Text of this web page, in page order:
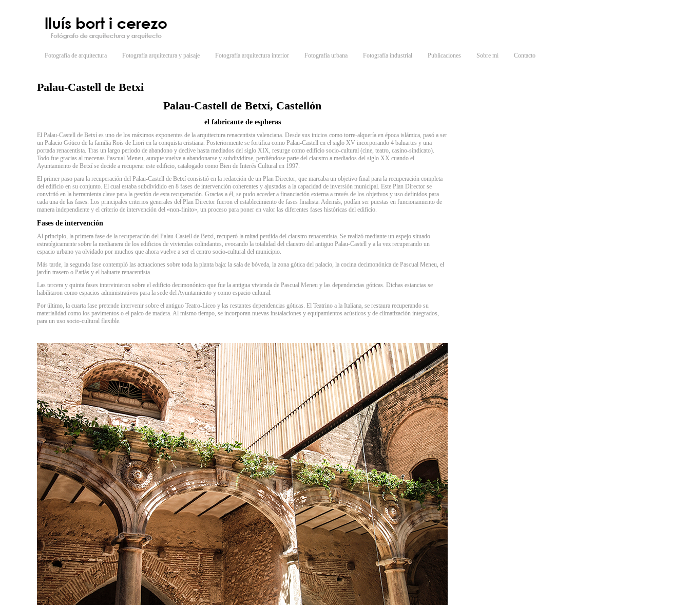
Fotografía de arquitectura Fotografía arquitectura y paisaje Fotografía arquitectura interior Fotografía urbana Fotografía industrial Publicaciones Sobre mi Contacto
Palau-Castell de Betxi
Palau-Castell de Betxí, Castellón
el fabricante de espheras
El Palau-Castell de Betxí es uno de los máximos exponentes de la arquitectura renacentista valenciana. Desde sus inicios como torre-alquería en época islámica, pasó a ser
un Palacio Gótico de la familia Rois de Liori en la conquista cristiana. Posteriormente se fortifica como Palau-Castell en el siglo XV incorporando 4 baluartes y una
portada renacentista. Tras un largo periodo de abandono y declive hasta mediados del siglo XIX, resurge como edificio socio-cultural (cine, teatro, casino-sindicato).
Todo fue gracias al mecenas Pascual Meneu, aunque vuelve a abandonarse y subdividirse, perdiéndose parte del claustro a mediados del siglo XX cuando el
Ayuntamiento de Betxí se decide a recuperar este edificio, catalogado como Bien de Interés Cultural en 1997.
El primer paso para la recuperación del Palau-Castell de Betxí consistió en la redacción de un Plan Director, que marcaba un objetivo final para la recuperación completa
del edificio en su conjunto. El cual estaba subdividido en 8 fases de intervención coherentes y ajustadas a la capacidad de inversión municipal. Este Plan Director se
convirtió en la herramienta clave para la gestión de esta recuperación. Gracias a él, se pudo acceder a financiación externa a través de los objetivos y uso definidos para
cada una de las fases. Los principales criterios generales del Plan Director fueron el establecimiento de fases finalista. Además, podían ser puestas en funcionamiento de
manera independiente y el criterio de intervención del «non-finito», un proceso para poner en valor las diferentes fases históricas del edificio.
Fases de intervención
Al principio, la primera fase de la recuperación del Palau-Castell de Betxí, recuperó la mitad perdida del claustro renacentista. Se realizó mediante un espejo situado
estratégicamente sobre la medianera de los edificios de viviendas colindantes, evocando la totalidad del claustro del antiguo Palau-Castell y a la vez recuperando un
espacio urbano ya olvidado por muchos que ahora vuelve a ser el centro socio-cultural del municipio.
Más tarde, la segunda fase contempló las actuaciones sobre toda la planta baja: la sala de bóveda, la zona gótica del palacio, la cocina decimonónica de Pascual Meneu, el
jardín trasero o Patiàs y el baluarte renacentista.
Las tercera y quinta fases intervinieron sobre el edificio decimonónico que fue la antigua vivienda de Pascual Meneu y las dependencias góticas. Dichas estancias se
habilitaron como espacios administrativos para la sede del Ayuntamiento y como espacio cultural.
Por último, la cuarta fase pretende intervenir sobre el antiguo Teatro-Liceo y las restantes dependencias góticas. El Teatrino a la Italiana, se restaura recuperando su
materialidad como los pavimentos o el palco de madera. Al mismo tiempo, se incorporan nuevas instalaciones y equipamientos acústicos y de climatización integrados,
para un uso socio-cultural flexible.